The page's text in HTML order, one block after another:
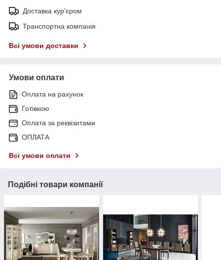
Доставка кур'єром
Транспортна компанія
Всі умови доставки
Умови оплати
Оплата на рахунок
Готівкою
Оплата за реквізитами
ОПЛАТА
Всі умови оплати
Подібні товари компанії